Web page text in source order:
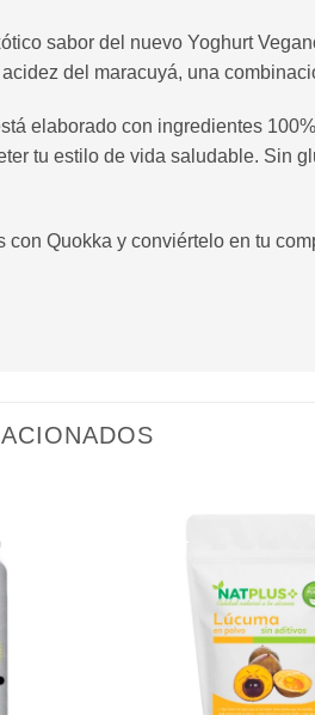
sabor del nuevo Yoghurt
del maracuyá, una
elaborado con ingredientes
tu estilo de vida saludable. Sin
con Quokka y conviértelo en tu